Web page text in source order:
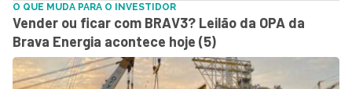
O QUE MUDA PARA O INVESTIDOR
Vender ou ficar com BRAV3? Leilão da OPA da
Brava Energia acontece hoje (5)